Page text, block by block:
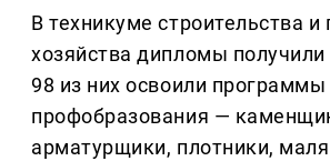
В техникуме строительства и
хозяйства дипломы
98 из них освоили программы
профобразования —
арматурщики, плотники,